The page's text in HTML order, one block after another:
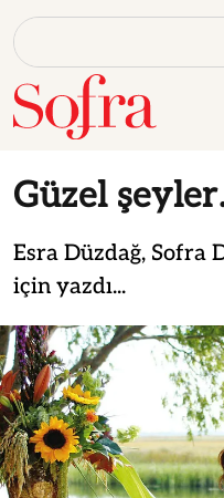
Güzel
Esra Düzdağ, Sofra
için yazdı...